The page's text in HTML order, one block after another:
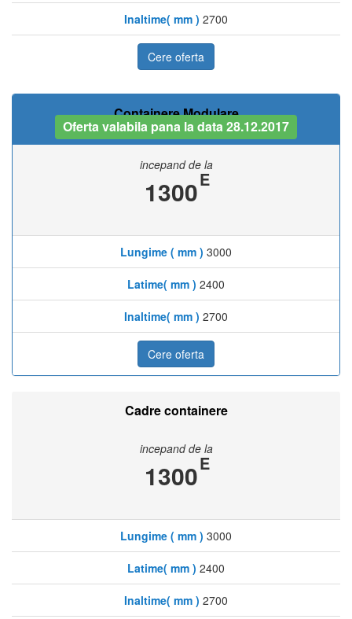
Inaltime( mm ) 2700
Cere oferta
Containere Modulare
Oferta valabila pana la data 28.12.2017
incepand de la
1300E
Lungime ( mm ) 3000
Latime( mm ) 2400
Inaltime( mm ) 2700
Cere oferta
Cadre containere
incepand de la
1300E
Lungime ( mm ) 3000
Latime( mm ) 2400
Inaltime( mm ) 2700